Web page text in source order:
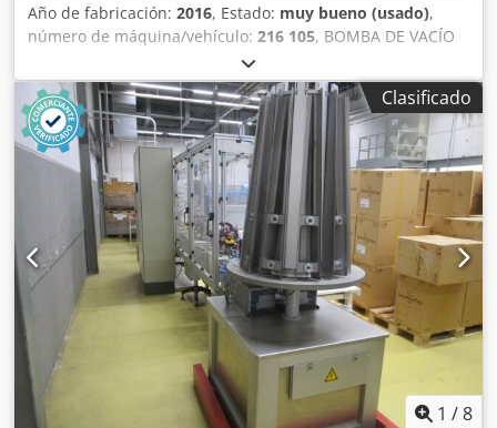
Año de fabricación: 2016, Estado: muy bueno (usado),
número de máquina/vehículo: 216 105, BOMBA DE VACÍO
BARRATI CON CHASIS, FILTRO DE ASPIRACIÓN Y
SILENCIADOR Equipamiento/Información adicional:
Soplador de pistones rotativos Compresión absolutamente
libre de aceite y desgaste, refrigerado por aire,
transmisión por correa trapezoidal con tensores y
protección de la correa y silenciador de escape de dos
etapas Incluye los siguientes accesorios: -Válvula
limitadora de vacío -Filtro fino de aspiración de 3 pulgadas
-Racor de conexión con rosca interior de 3 pulgadas -
Manómetro tubular de -1..0 bar, relleno de glicerina -
Motor de transmisión Datos del soplador: Presión negativa
máxima: 500 mbar, absoluta Volumen de aspiración: 440
m³/h Velocidad del soplador: 2920 rpm Nivel de ruido:
aproximadamente 79 dB (A) Datos del motor:
Dcodpfshqmghex Ah Sek 7,5 kW, 2930 rpm, 400/690 V, 50
Hz, IP 55 Clase ISO F, B3, KKL
Clasificado
1 /8